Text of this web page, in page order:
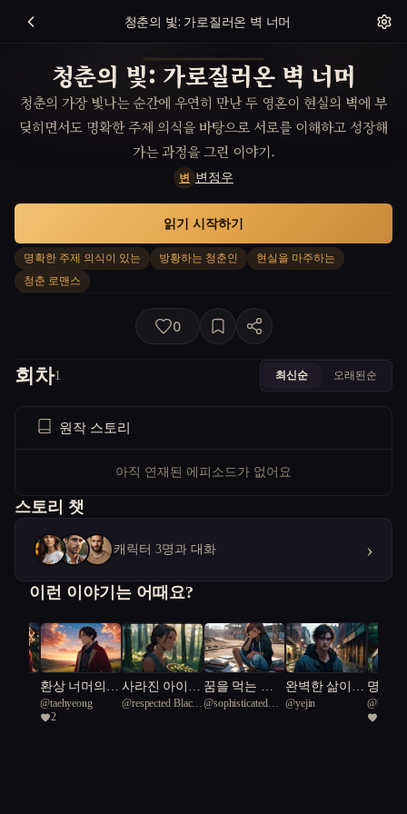
청춘의 빛: 가로질러온 벽 너머
청춘의 빛: 가로질러온 벽 너머
청춘의 가장 빛나는 순간에 우연히 만난 두 영혼이 현실의 벽에 부
딪히면서도 명확한 주제 의식을 바탕으로 서로를 이해하고 성장해
가는 과정을 그린 이야기.
변 변정우
명확한 주제 의식이 있는 방황하는 청춘인
현실을 마주하는
청춘 로맨스
읽기 시작하기
0
회차1 최신순 오래된순
원작 스토리
아직 연재된 에피소드가 없어요
스토리 챗
캐릭터 3명과 대화 ›
이런 이야기는 어때요?
환상 너머의
현실
@taehyeong
2
사라진 아이들
이 사는 숲
@respected Black
꿈을 먹는 괴
물과 나
@sophisticated
완벽한 삶이
결함을 묻다
@yejin
명문
지된
@bibian